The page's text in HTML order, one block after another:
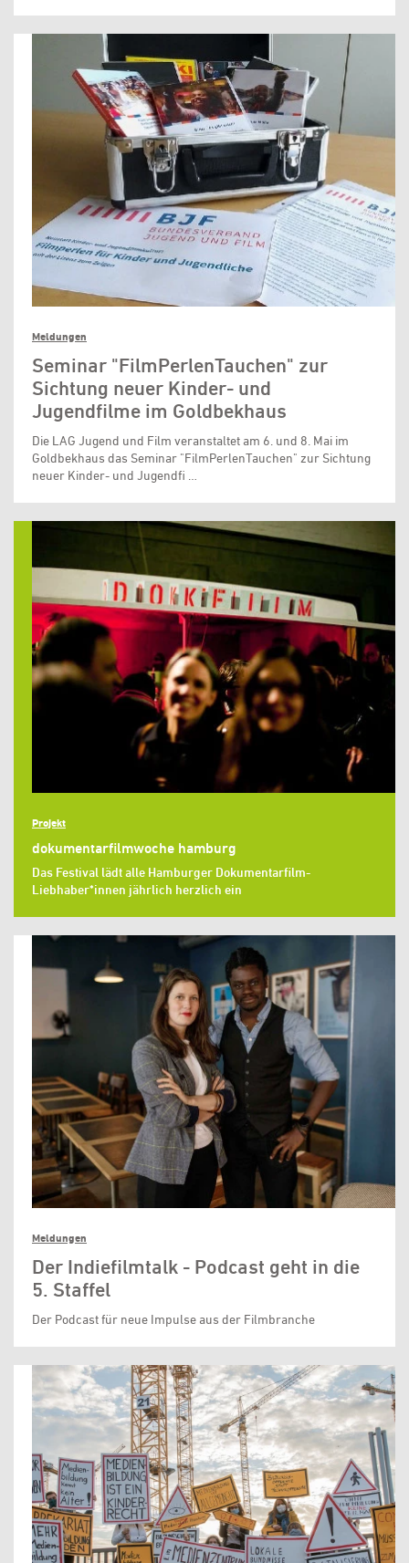
Meldungen
Seminar "FilmPerlenTauchen" zur
Sichtung neuer Kinder- und
Jugendfilme im Goldbekhaus
Die LAG Jugend und Film veranstaltet am 6. und 8. Mai im
Goldbekhaus das Seminar "FilmPerlenTauchen" zur Sichtung
neuer Kinder- und Jugendfi …
Projekt
dokumentarfilmwoche hamburg
Das Festival lädt alle Hamburger Dokumentarfilm-
Liebhaber*innen jährlich herzlich ein
Meldungen
Der Indiefilmtalk - Podcast geht in die
5. Staffel
Der Podcast für neue Impulse aus der Filmbranche